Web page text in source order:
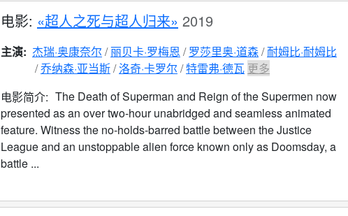
电影: «超人之死与超人归来» 2019
主演: 杰瑞·奥康奈尔 丽贝卡·罗梅恩 罗莎里奥·道森 耐姆比·耐姆比
乔纳森·亚当斯 洛奇·卡罗尔 特雷弗·德瓦 更多
电影简介: The Death of Superman and Reign of the Supermen now
presented as an over two-hour unabridged and seamless animated
feature. Witness the no-holds-barred battle between the Justice
League and an unstoppable alien force known only as Doomsday, a
battle ...